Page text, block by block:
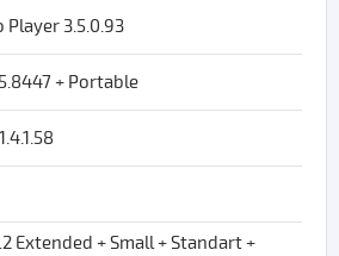
Player 3.5.0.93
+ Portable
Extended + Small + Standart +